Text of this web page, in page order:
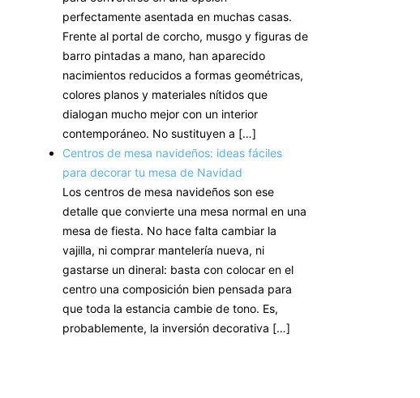
perfectamente asentada en muchas casas.
Frente al portal de corcho, musgo y figuras de
barro pintadas a mano, han aparecido
nacimientos reducidos a formas geométricas,
colores planos y materiales nítidos que
dialogan mucho mejor con un interior
contemporáneo. No sustituyen a […]
Centros de mesa navideños: ideas fáciles
para decorar tu mesa de Navidad
Los centros de mesa navideños son ese
detalle que convierte una mesa normal en una
mesa de fiesta. No hace falta cambiar la
vajilla, ni comprar mantelería nueva, ni
gastarse un dineral: basta con colocar en el
centro una composición bien pensada para
que toda la estancia cambie de tono. Es,
probablemente, la inversión decorativa […]